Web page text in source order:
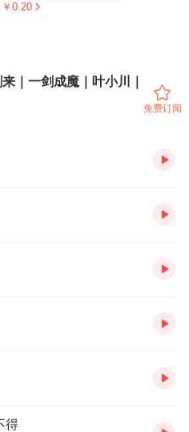
0.20
｜一剑成魔｜叶小川｜
免费订阅
得